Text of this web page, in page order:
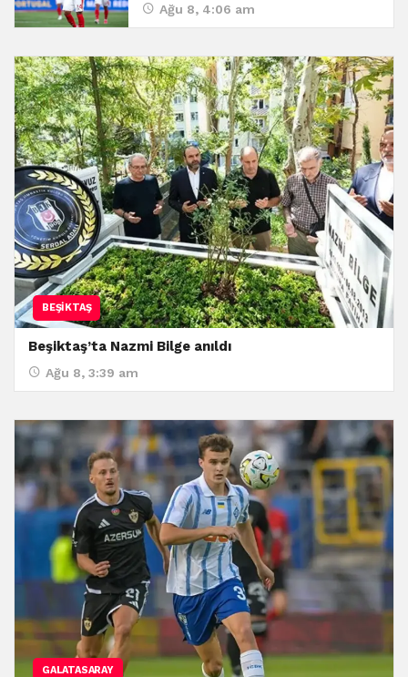
Ağu 8, 4:06 am
BEŞIKTAŞ
Beşiktaş’ta Nazmi Bilge anıldı
Ağu 8, 3:39 am
GALATASARAY